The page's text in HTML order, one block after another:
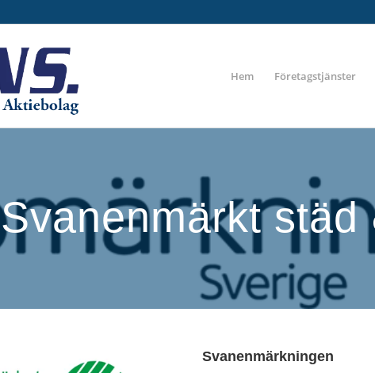
Hem Företagstjänster
Svanenmärkt städ
Svanenmärkningen